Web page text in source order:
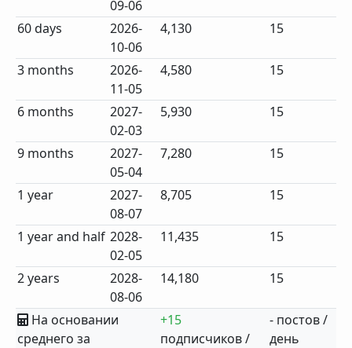
09-06
60 days
2026-
10-06
4,130 15
3 months
2026-
11-05
4,580 15
6 months
2027-
02-03
5,930 15
9 months
2027-
05-04
7,280 15
1 year
2027-
08-07
8,705 15
1 year and half 2028-
02-05
11,435 15
2 years
2028-
08-06
14,180 15
На основании
среднего за
+15
подписчиков /
- постов /
день